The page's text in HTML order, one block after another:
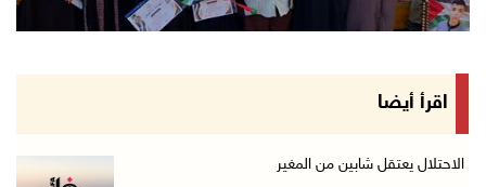
الرئيس المصري وملك البحرين يشددان على ضرورة ت ...
الاحتلال يخطر بإزالة أشجار زيتون والاستيلاء ع ...
رابطة العالم الإسلامي تدين تواصل انتهاكات الا ...
اقرأ أيضا
الاحتلال يعتقل شابين من المغير